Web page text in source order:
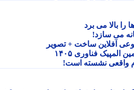
می برد
می سازد!
ساخت + تصویر
فناوری ۱۴۰۵
نشسته است!